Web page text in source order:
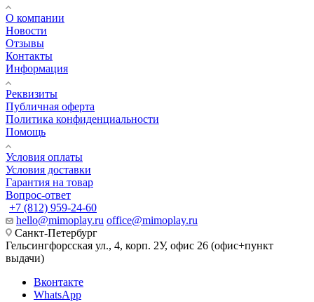
О компании
Новости
Отзывы
Контакты
Информация
Реквизиты
Публичная оферта
Политика конфиденциальности
Помощь
Условия оплаты
Условия доставки
Гарантия на товар
Вопрос-ответ
+7 (812) 959-24-60
hello@mimoplay.ru office@mimoplay.ru
Санкт-Петербург
Гельсингфорсская ул., 4, корп. 2У, офис 26 (офис+пункт
выдачи)
Вконтакте
WhatsApp